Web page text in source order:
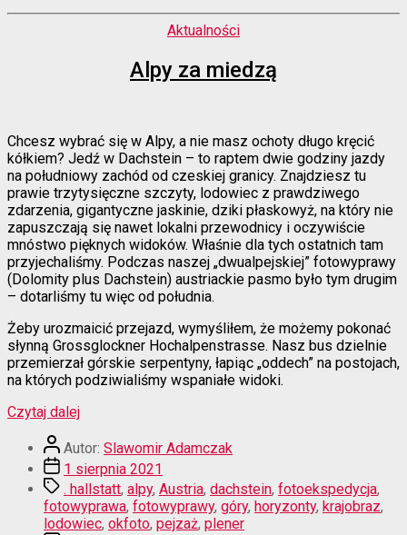
boot
w
zatoce
Kategorie
Aktualności
Alpy za miedzą
Chcesz wybrać się w Alpy, a nie masz ochoty długo kręcić
kółkiem? Jedź w Dachstein – to raptem dwie godziny jazdy
na południowy zachód od czeskiej granicy. Znajdziesz tu
prawie trzytysięczne szczyty, lodowiec z prawdziwego
zdarzenia, gigantyczne jaskinie, dziki płaskowyż, na który nie
zapuszczają się nawet lokalni przewodnicy i oczywiście
mnóstwo pięknych widoków. Właśnie dla tych ostatnich tam
przyjechaliśmy. Podczas naszej „dwualpejskiej” fotowyprawy
(Dolomity plus Dachstein) austriackie pasmo było tym drugim
– dotarliśmy tu więc od południa.
Żeby urozmaicić przejazd, wymyśliłem, że możemy pokonać
słynną Grossglockner Hochalpenstrasse. Nasz bus dzielnie
przemierzał górskie serpentyny, łapiąc „oddech” na postojach,
na których podziwialiśmy wspaniałe widoki.
Czytaj dalej“Alpy
miedzą”
Autor
wpisu
Autor: Slawomir Adamczak
Data
wpisu
1 sierpnia 2021
Tagi. hallstatt, alpy, Austria, dachstein, fotoekspedycja,
fotowyprawa, fotowyprawy, góry, horyzonty, krajobraz,
lodowiec, okfoto, pejzaż, plener